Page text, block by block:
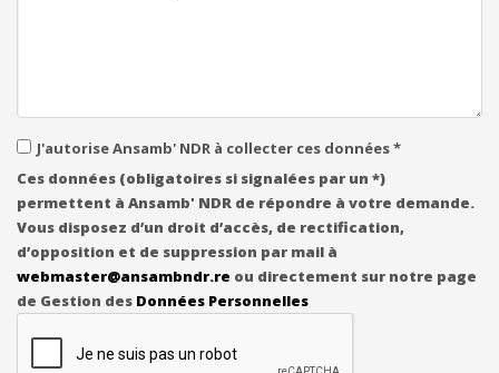
J'autorise Ansamb' NDR à collecter ces données *
Ces données (obligatoires si signalées par un *)
permettent à Ansamb' NDR de répondre à votre demande.
Vous disposez d’un droit d’accès, de rectification,
d’opposition et de suppression par mail à
webmaster@ansambndr.re ou directement sur notre page
de Gestion des Données Personnelles